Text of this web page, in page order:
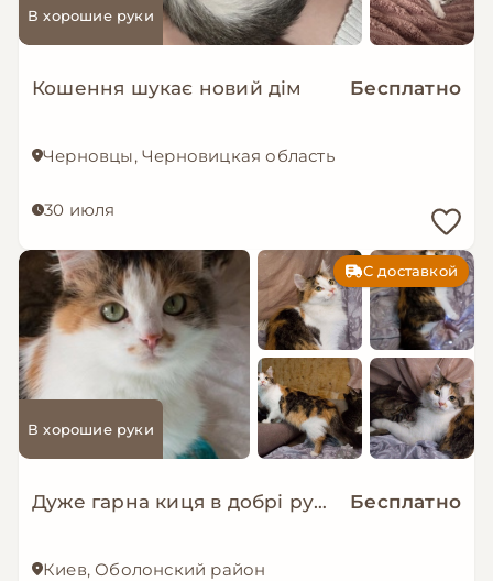
В хорошие руки
Кошення шукає новий дім Бесплатно
Черновцы, Черновицкая область
30 июля
С доставкой
В хорошие руки
Дуже гарна киця в добрі руки! Бесплатно
Киев, Оболонский район